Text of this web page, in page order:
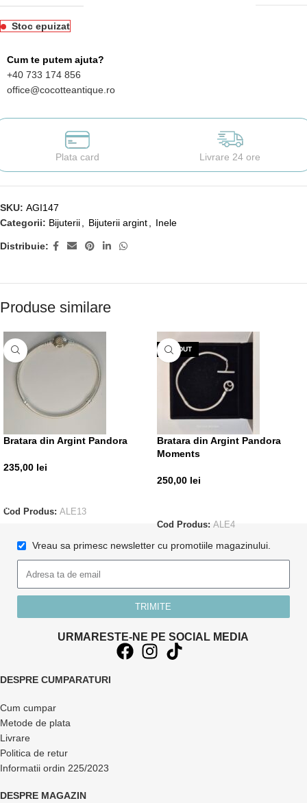
Stoc epuizat
Cum te putem ajuta?
+40 733 174 856
office@cocotteantique.ro
Plata card Livrare 24 ore
SKU: AGI147
Categorii: Bijuterii Bijuterii argint Inele
Distribuie:
Produse similare
Bratara din Argint Pandora
235,00 lei
Cod Produs: ALE13
VÂNDUT
Bratara din Argint Pandora
Moments
250,00 lei
Cod Produs: ALE4
Vreau sa primesc newsletter cu promotiile magazinului.
TRIMITE
URMARESTE-NE PE SOCIAL MEDIA
DESPRE CUMPARATURI
Cum cumpar
Metode de plata
Livrare
Politica de retur
Informatii ordin 225/2023
DESPRE MAGAZIN